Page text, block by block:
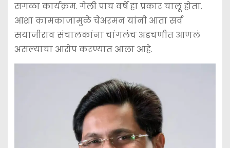
सगळा कार्यक्रम. गेली पाच वर्षे हा प्रकार चालू होता.
आशा कामकाजामुळे चेअरमन यांनी आता सर्व
सयाजीराव संचालकांना चांगलंच अडचणीत आणलं
असल्याचा आरोप करण्यात आला आहे.